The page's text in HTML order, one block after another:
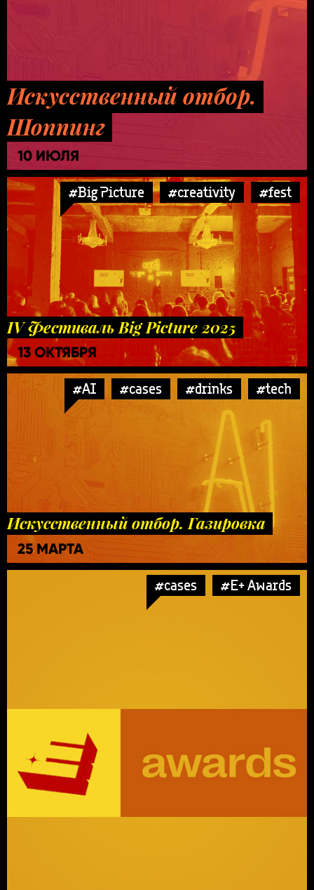
Искусственный отбор.
Шоппинг
10 ИЮЛЯ
#Big Picture #creativity #fest
IV Фестиваль Big Picture 2025
13 ОКТЯБРЯ
#AI #cases #drinks #tech
Искусственный отбор. Газировка
25 МАРТА
#cases #E+ Awards